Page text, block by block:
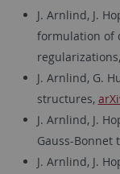
J. Arnlind, J.
formulation of
J. Arnlind, G.
structures,
J. Arnlind, J.
Gauss-Bonnet
J. Arnlind, J.